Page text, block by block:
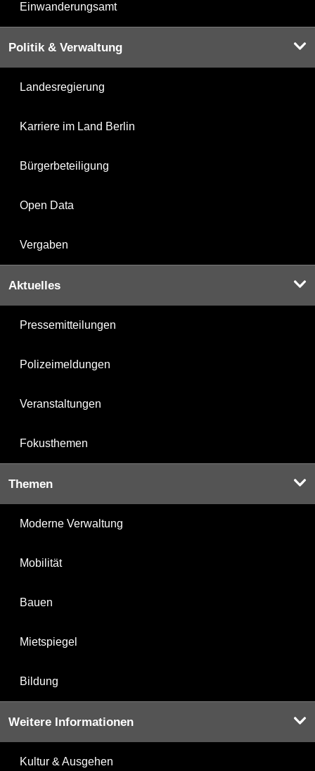
Einwanderungsamt
Politik & Verwaltung
Landesregierung
Karriere im Land Berlin
Bürgerbeteiligung
Open Data
Vergaben
Aktuelles
Pressemitteilungen
Polizeimeldungen
Veranstaltungen
Fokusthemen
Themen
Moderne Verwaltung
Mobilität
Bauen
Mietspiegel
Bildung
Weitere Informationen
Kultur & Ausgehen